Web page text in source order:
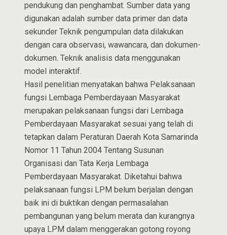
pendukung dan penghambat. Sumber data yang
digunakan adalah sumber data primer dan data
sekunder Teknik pengumpulan data dilakukan
dengan cara observasi, wawancara, dan dokumen-
dokumen. Teknik analisis data menggunakan
model interaktif.
Hasil penelitian menyatakan bahwa Pelaksanaan
fungsi Lembaga Pemberdayaan Masyarakat
merupakan pelaksanaan fungsi dari Lembaga
Pemberdayaan Masyarakat sesuai yang telah di
tetapkan dalam Peraturan Daerah Kota Samarinda
Nomor 11 Tahun 2004 Tentang Susunan
Organisasi dan Tata Kerja Lembaga
Pemberdayaan Masyarakat. Diketahui bahwa
pelaksanaan fungsi LPM belum berjalan dengan
baik ini di buktikan dengan permasalahan
pembangunan yang belum merata dan kurangnya
upaya LPM dalam menggerakan gotong royong